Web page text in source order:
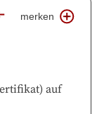
merken
) auf